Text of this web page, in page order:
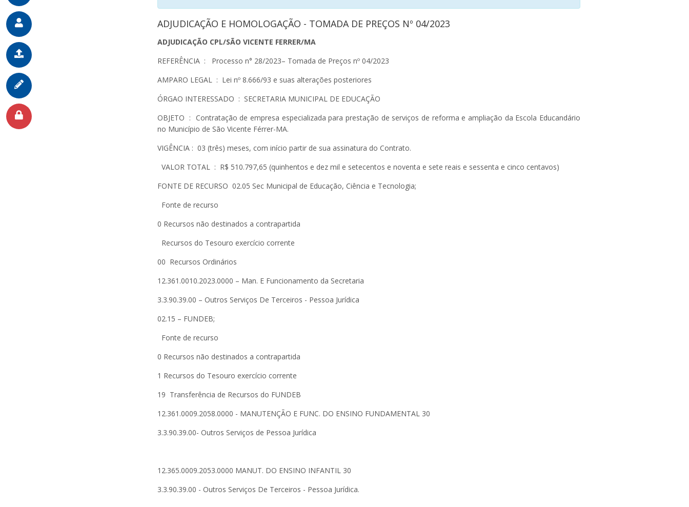
ADJUDICAÇÃO E HOMOLOGAÇÃO - TOMADA DE PREÇOS Nº 04/2023
ADJUDICAÇÃO CPL/SÃO VICENTE FERRER/MA
REFERÊNCIA : Processo n° 28/2023– Tomada de Preços nº 04/2023
AMPARO LEGAL : Lei nº 8.666/93 e suas alterações posteriores
ÓRGAO INTERESSADO : SECRETARIA MUNICIPAL DE EDUCAÇÃO
OBJETO : Contratação de empresa especializada para prestação de serviços de reforma e ampliação da Escola Educandário
no Município de São Vicente Férrer-MA.
VIGÊNCIA : 03 (três) meses, com início partir de sua assinatura do Contrato.
VALOR TOTAL : R$ 510.797,65 (quinhentos e dez mil e setecentos e noventa e sete reais e sessenta e cinco centavos)
FONTE DE RECURSO 02.05 Sec Municipal de Educação, Ciência e Tecnologia;
Fonte de recurso
0 Recursos não destinados a contrapartida
Recursos do Tesouro exercício corrente
00 Recursos Ordinários
12.361.0010.2023.0000 – Man. E Funcionamento da Secretaria
3.3.90.39.00 – Outros Serviços De Terceiros - Pessoa Jurídica
02.15 – FUNDEB;
Fonte de recurso
0 Recursos não destinados a contrapartida
1 Recursos do Tesouro exercício corrente
19 Transferência de Recursos do FUNDEB
12.361.0009.2058.0000 - MANUTENÇÃO E FUNC. DO ENSINO FUNDAMENTAL 30
3.3.90.39.00- Outros Serviços de Pessoa Jurídica
12.365.0009.2053.0000 MANUT. DO ENSINO INFANTIL 30
3.3.90.39.00 - Outros Serviços De Terceiros - Pessoa Jurídica.